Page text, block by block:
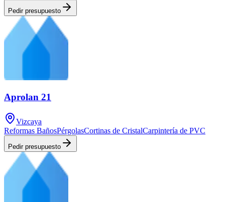
Pedir presupuesto
Aprolan 21
Vizcaya
Reformas BañosPérgolasCortinas de CristalCarpintería de PVC
Pedir presupuesto